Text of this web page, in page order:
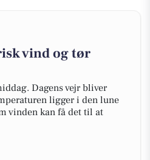
vind og tør
Dagens vejr bliver
ligger i den lune
vinden kan få det til at